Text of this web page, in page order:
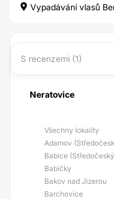
Vypadávání vlasů
S recenzemi (1)
Neratovice
Všechny lokality
Adamov
Babice
Babičky
Bakov nad Jizerou
Barchovice